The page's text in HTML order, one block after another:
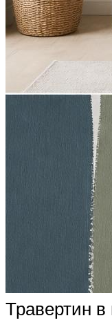
Травертин в